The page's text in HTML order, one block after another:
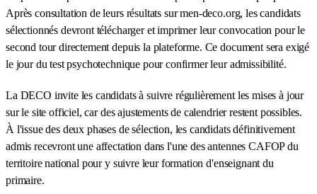
Après consultation de leurs résultats sur men-deco.org, les candidats
sélectionnés devront télécharger et imprimer leur convocation pour le
second tour directement depuis la plateforme. Ce document sera exigé
le jour du test psychotechnique pour confirmer leur admissibilité.
La DECO invite les candidats à suivre régulièrement les mises à jour
sur le site officiel, car des ajustements de calendrier restent possibles.
À l'issue des deux phases de sélection, les candidats définitivement
admis recevront une affectation dans l'une des antennes CAFOP du
territoire national pour y suivre leur formation d'enseignant du
primaire.